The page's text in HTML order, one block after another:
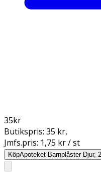
35kr
Butikspris: 35 kr,
Jmfs.pris: 1,75 kr / st
KöpApoteket Barnplåster Djur,